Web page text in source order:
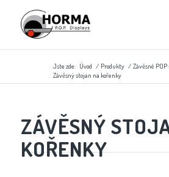
Jste zde: Úvod / Produkty / Závěsné
Závěsný stojan na kořenky
ZÁVĚSNÝ
KOŘENKY